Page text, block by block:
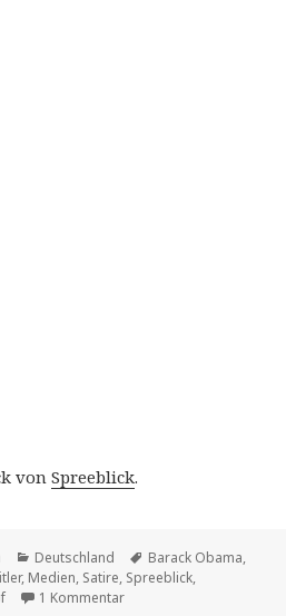
vonSpreeblick.
Kategorien
Deutschland Schlagwörter
Barack Obama,
, Medien, Satire, Spreeblick,
1 Kommentarzu Derber Humor